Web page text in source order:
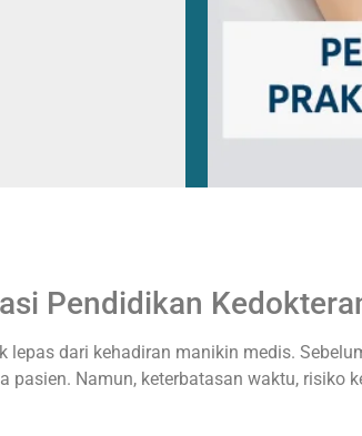
Pendidikan
dari kehadiran manikin medis.
Namun, keterbatasan waktu, risiko